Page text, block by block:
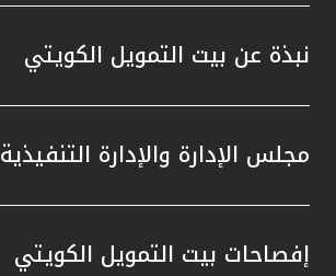
نبذة عن بيت التمويل الكويتي
مجلس الإدارة والإدارة التنفيذية
إفصاحات بيت التمويل الكويتي